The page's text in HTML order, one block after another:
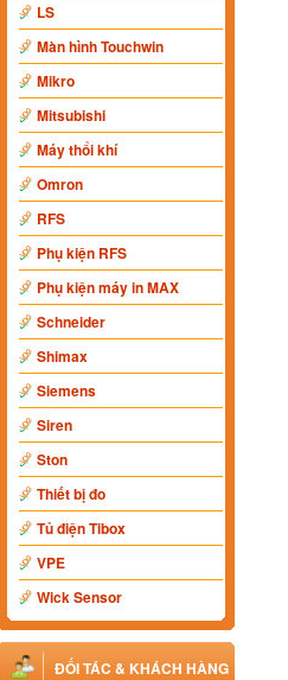
LS
Màn hình Touchwin
Mikro
Mitsubishi
Máy thổi khí
Omron
RFS
Phụ kiện RFS
Phụ kiện máy in MAX
Schneider
Shimax
Siemens
Siren
Ston
Thiết bị đo
Tủ điện Tibox
VPE
Wick Sensor
ĐỐI TÁC & KHÁCH HÀNG